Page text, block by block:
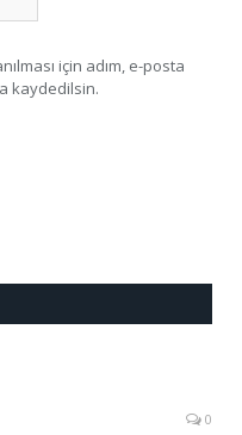
için adım, e-posta
kaydedilsin.
0